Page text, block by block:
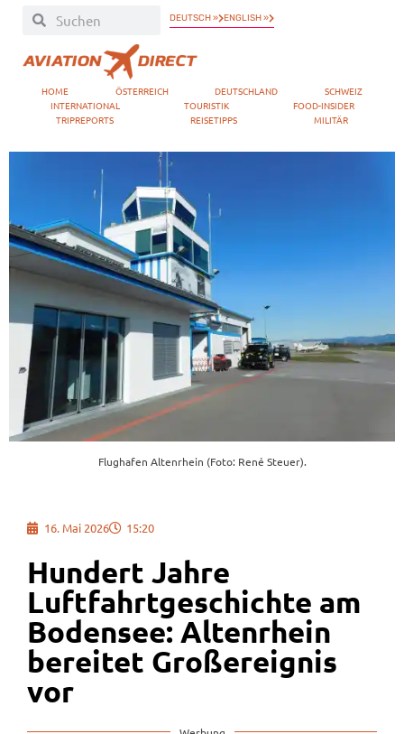
DEUTSCH » ENGLISH »
HOME ÖSTERREICH DEUTSCHLAND
SCHWEIZ
INTERNATIONAL
TOURISTIK
FOOD-INSIDER
TRIPREPORTS
REISETIPPS MILITÄR
Flughafen Altenrhein (Foto: René Steuer).
16. Mai 2026 15:20
Hundert Jahre
Luftfahrtgeschichte am
Bodensee: Altenrhein
bereitet Großereignis
vor